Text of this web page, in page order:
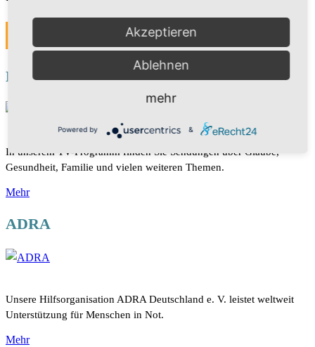
HOPE TV
In unserem TV-Programm finden Sie Sendungen über Glaube,
Gesundheit, Familie und vielen weiteren Themen.
Mehr
ADRA
Unsere Hilfsorganisation ADRA Deutschland e. V. leistet weltweit
Unterstützung für Menschen in Not.
Mehr
Akzeptieren
Ablehnen
mehr
Powered by &